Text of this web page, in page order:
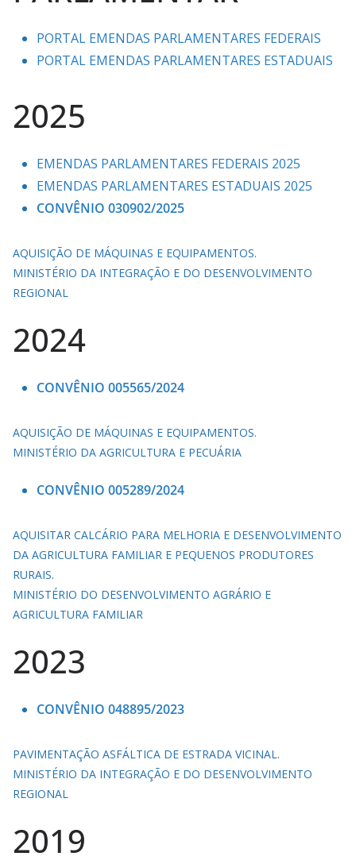
PORTAL EMENDAS PARLAMENTARES FEDERAIS
PORTAL EMENDAS PARLAMENTARES ESTADUAIS
2025
EMENDAS PARLAMENTARES FEDERAIS 2025
EMENDAS PARLAMENTARES ESTADUAIS 2025
CONVÊNIO 030902/2025
AQUISIÇÃO DE MÁQUINAS E EQUIPAMENTOS.
MINISTÉRIO DA INTEGRAÇÃO E DO DESENVOLVIMENTO
REGIONAL
2024
CONVÊNIO 005565/2024
AQUISIÇÃO DE MÁQUINAS E EQUIPAMENTOS.
MINISTÉRIO DA AGRICULTURA E PECUÁRIA
CONVÊNIO 005289/2024
AQUISITAR CALCÁRIO PARA MELHORIA E DESENVOLVIMENTO
DA AGRICULTURA FAMILIAR E PEQUENOS PRODUTORES
RURAIS.
MINISTÉRIO DO DESENVOLVIMENTO AGRÁRIO E
AGRICULTURA FAMILIAR
2023
CONVÊNIO 048895/2023
PAVIMENTAÇÃO ASFÁLTICA DE ESTRADA VICINAL.
MINISTÉRIO DA INTEGRAÇÃO E DO DESENVOLVIMENTO
REGIONAL
2019